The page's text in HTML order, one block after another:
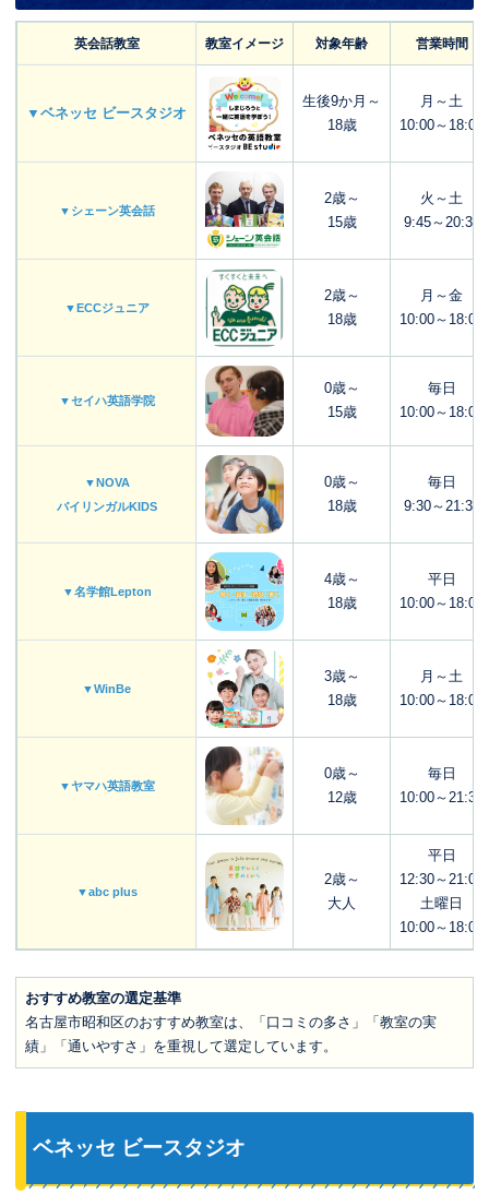
英会話教室 教室イメージ 対象年齢 営業時間
▼ベネッセ ビースタジオ
生後9か月～
18歳
月～土
10:00～18:00
▼シェーン英会話
2歳～
15歳
火～土
9:45～20:30
▼ECCジュニア
2歳～
18歳
月～金
10:00～18:00
▼セイハ英語学院
0歳～
15歳
毎日
10:00～18:00
▼NOVA
バイリンガルKIDS
0歳～
18歳
毎日
9:30～21:30
▼名学館Lepton
4歳～
18歳
平日
10:00～18:00
▼WinBe
3歳～
18歳
月～土
10:00～18:00
▼ヤマハ英語教室
0歳～
12歳
毎日
10:00～21:30
▼abc plus
2歳～
大人
平日
12:30～21:00
土曜日
10:00～18:00
おすすめ教室の選定基準
名古屋市昭和区のおすすめ教室は、「口コミの多さ」「教室の実
績」「通いやすさ」を重視して選定しています。
ベネッセ ビースタジオ